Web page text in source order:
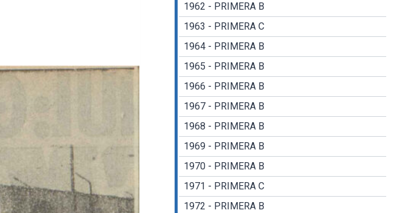
1962 - PRIMERA B
1963 - PRIMERA C
1964 - PRIMERA B
1965 - PRIMERA B
1966 - PRIMERA B
1967 - PRIMERA B
1968 - PRIMERA B
1969 - PRIMERA B
1970 - PRIMERA B
1971 - PRIMERA C
1972 - PRIMERA B